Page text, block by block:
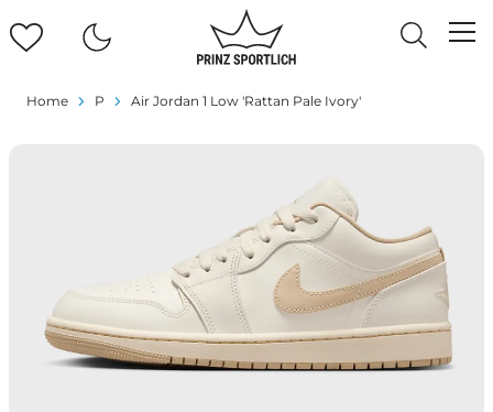
Home P Air Jordan 1 Low 'Rattan Pale Ivory'